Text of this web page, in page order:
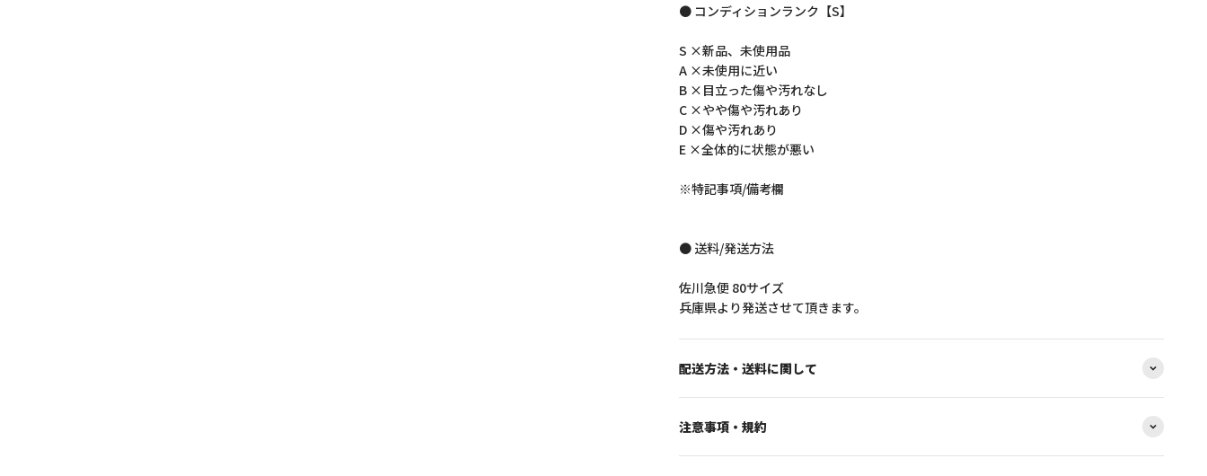
● コンディションランク【S】
S ×新品、未使用品
A ×未使用に近い
B ×目立った傷や汚れなし
C ×やや傷や汚れあり
D ×傷や汚れあり
E ×全体的に状態が悪い
※特記事項/備考欄
● 送料/発送方法
佐川急便 80サイズ
兵庫県より発送させて頂きます。
配送方法・送料に関して
注意事項・規約